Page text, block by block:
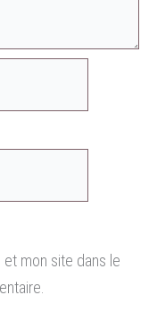
et mon site dans le